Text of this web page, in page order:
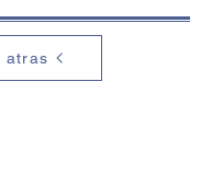
atras